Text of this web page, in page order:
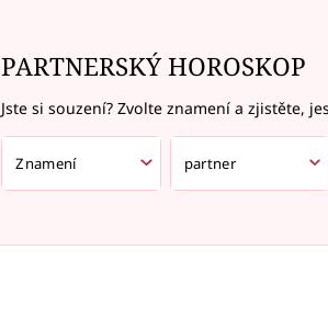
PARTNERSKÝ HOROSKOP
Jste si souzení? Zvolte znamení a zjistěte,